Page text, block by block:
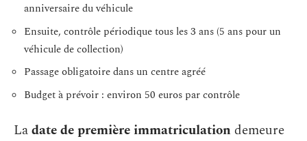
anniversaire du véhicule
Ensuite, contrôle périodique tous les 3 ans (5 ans pour un
véhicule de collection)
Passage obligatoire dans un centre agréé
Budget à prévoir : environ 50 euros par contrôle
Ladate de première immatriculationdemeure